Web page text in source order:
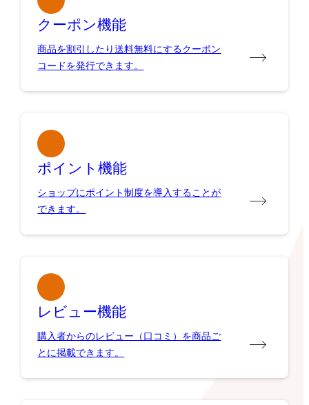
クーポン機能
商品を割引したり送料無料にするクーポン
コードを発行できます。
ポイント機能
ショップにポイント制度を導入することが
できます。
レビュー機能
購入者からのレビュー（口コミ）を商品ご
とに掲載できます。